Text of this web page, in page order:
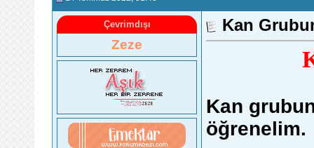
Çevrimdışı
Zeze
Kan
Kan
öğrenelim.